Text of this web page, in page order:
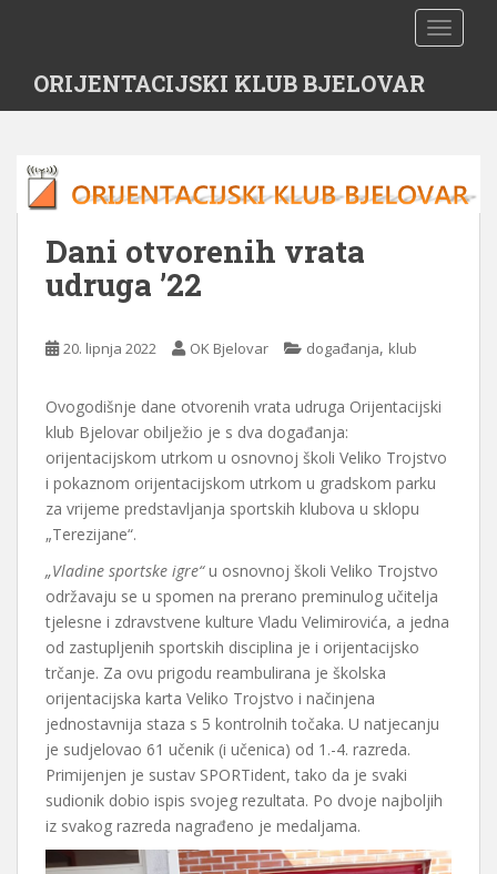
t
ORIJENTACIJSKI KLUB BJELOVAR
Dani otvorenih vrata
udruga ’22
20. lipnja 2022 OK Bjelovar događanja, klub
Ovogodišnje dane otvorenih vrata udruga Orijentacijski
klub Bjelovar obilježio je s dva događanja:
orijentacijskom utrkom u osnovnoj školi Veliko Trojstvo
i pokaznom orijentacijskom utrkom u gradskom parku
za vrijeme predstavljanja sportskih klubova u sklopu
„Terezijane“.
„Vladine sportske igre“u osnovnoj školi Veliko Trojstvo
održavaju se u spomen na prerano preminulog učitelja
tjelesne i zdravstvene kulture Vladu Velimirovića, a jedna
od zastupljenih sportskih disciplina je i orijentacijsko
trčanje. Za ovu prigodu reambulirana je školska
orijentacijska karta Veliko Trojstvo i načinjena
jednostavnija staza s 5 kontrolnih točaka. U natjecanju
je sudjelovao 61 učenik (i učenica) od 1.-4. razreda.
Primijenjen je sustav SPORTident, tako da je svaki
sudionik dobio ispis svojeg rezultata. Po dvoje najboljih
iz svakog razreda nagrađeno je medaljama.